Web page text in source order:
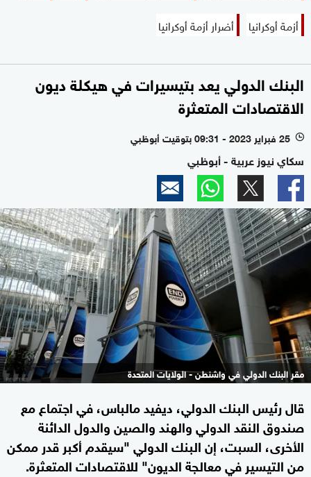
أزمة أوكرانيا
أضرار أزمة أوكرانيا
البنك الدولي يعد بتيسيرات في هيكلة ديون
الاقتصادات المتعثرة
l 25 فبراير 2023 - 09:31 بتوقيت أبوظبي
سكاي نيوز عربية - أبوظبي
مقر البنك الدولي في واشنطن - الولايات المتحدة
قال رئيس البنك الدولي، ديفيد مالباس، في اجتماع مع
صندوق النقد الدولي والهند والصين والدول الدائنة
الأخرى، السبت، إن البنك الدولي "سيقدم أكبر قدر ممكن
من التيسير في معالجة الديون" للاقتصادات المتعثرة.